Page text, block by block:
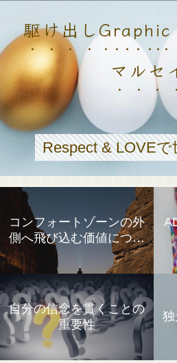
駆け出し
マルセ
Respect & LOVE
コンフォートゾーンの外
側へ飛び込む価値につい
自分の信念を貫くことの
重要性